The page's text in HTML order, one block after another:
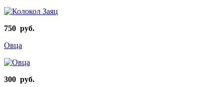
750 руб.
Овца
300 руб.